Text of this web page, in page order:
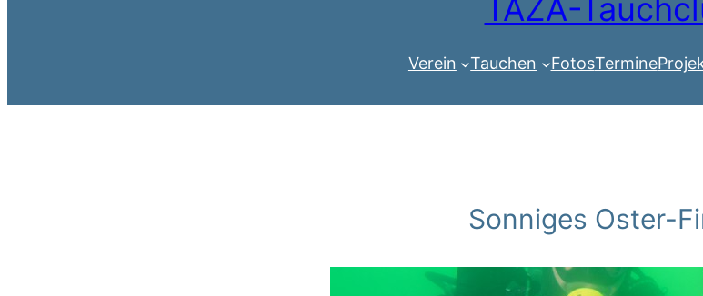
TAZA-
Verein Tauchen FotosTermine
Sonniges Oster-